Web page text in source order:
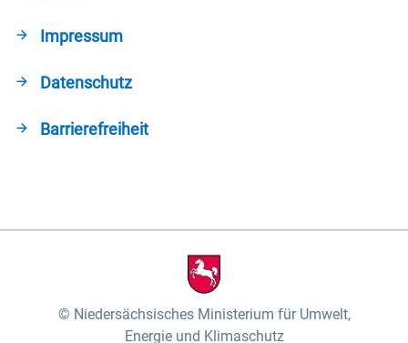
Impressum
Datenschutz
Barrierefreiheit
Niedersächsisches Ministerium für Umwelt,
Energie und Klimaschutz